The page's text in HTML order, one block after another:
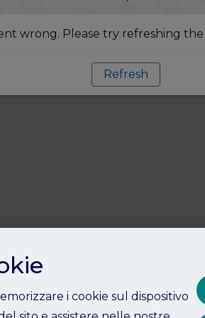
wrong. Please try refreshing the
Refresh
i cookie sul dispositivo